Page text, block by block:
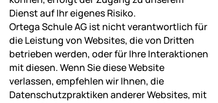
Dienst auf Ihr eigenes Risiko.
Ortega Schule AG ist nicht verantwortlich für
die Leistung von Websites, die von Dritten
betrieben werden, oder für Ihre Interaktionen
mit diesen. Wenn Sie diese Website
verlassen, empfehlen wir Ihnen, die
Datenschutzpraktiken anderer Websites, mit